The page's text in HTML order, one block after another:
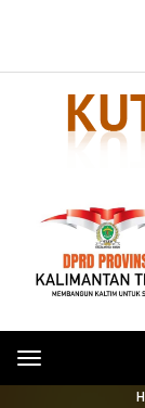
Toggle
navigation